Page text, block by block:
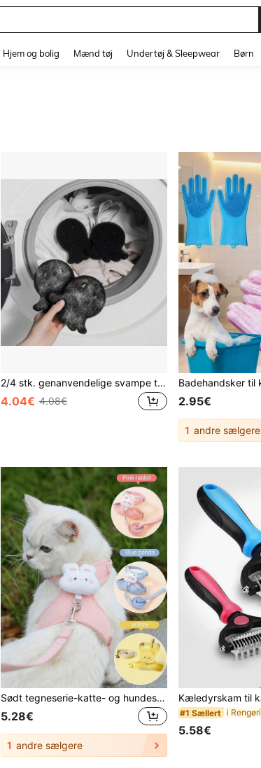
Hjem og bolig Mænd tøj Undertøj & Sleepwear Børn
2/4 stk. genanvendelige svampe til rengøring af kæledyrshår, forhindrer effektivt sammenfiltring, velegnet til vaskemaskine, absorberer fnug, hår og snavs, nem at rengøre, genanvendelig, ideel til kæledyrsejere og vaskeridagere
4.04€ 4.08€ 2.95€
1 andre sælgere
Sødt tegneserie-katte- og hundesæt med sele og snor, åndbar justerbar brystsele, velegnet til træning og gåture med små hunde, essentielt kæledyrstilbehør til små/mellemstore hunde og katte
5.28€
1 andre sælgere
#1 Sællert
5.58€